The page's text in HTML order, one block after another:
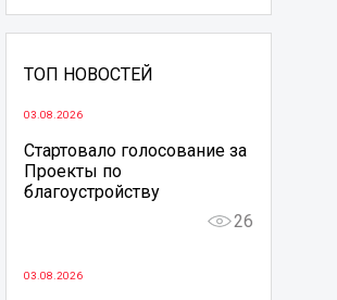
ТОП НОВОСТЕЙ
03.08.2026
Стартовало голосование за
Проекты по
благоустройству
26
03.08.2026